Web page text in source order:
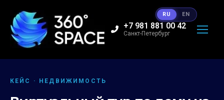
+7 981 881 00 42
Санкт-Петербург
КЕЙС · НЕДВИЖИМОСТЬ
RU EN